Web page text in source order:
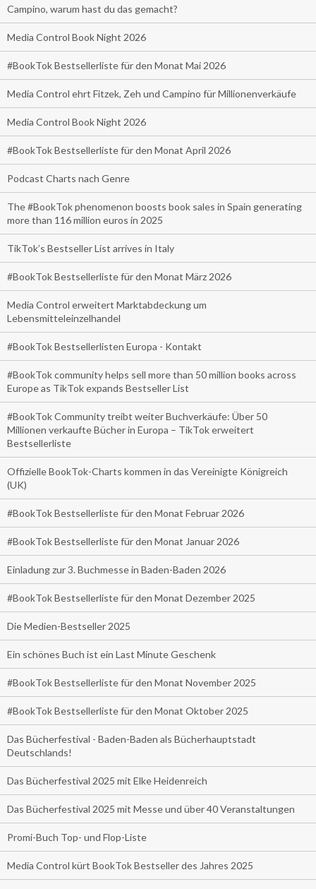
Campino, warum hast du das gemacht?
Media Control Book Night 2026
#BookTok Bestsellerliste für den Monat Mai 2026
Media Control ehrt Fitzek, Zeh und Campino für Millionenverkäufe
Media Control Book Night 2026
#BookTok Bestsellerliste für den Monat April 2026
Podcast Charts nach Genre
The #BookTok phenomenon boosts book sales in Spain generating
more than 116 million euros in 2025
TikTok’s Bestseller List arrives in Italy
#BookTok Bestsellerliste für den Monat März 2026
Media Control erweitert Marktabdeckung um
Lebensmitteleinzelhandel
#BookTok Bestsellerlisten Europa - Kontakt
#BookTok community helps sell more than 50 million books across
Europe as TikTok expands Bestseller List
#BookTok Community treibt weiter Buchverkäufe: Über 50
Millionen verkaufte Bücher in Europa – TikTok erweitert
Bestsellerliste
Offizielle BookTok-Charts kommen in das Vereinigte Königreich
(UK)
#BookTok Bestsellerliste für den Monat Februar 2026
#BookTok Bestsellerliste für den Monat Januar 2026
Einladung zur 3. Buchmesse in Baden-Baden 2026
#BookTok Bestsellerliste für den Monat Dezember 2025
Die Medien-Bestseller 2025
Ein schönes Buch ist ein Last Minute Geschenk
#BookTok Bestsellerliste für den Monat November 2025
#BookTok Bestsellerliste für den Monat Oktober 2025
Das Bücherfestival - Baden-Baden als Bücherhauptstadt
Deutschlands!
Das Bücherfestival 2025 mit Elke Heidenreich
Das Bücherfestival 2025 mit Messe und über 40 Veranstaltungen
Promi-Buch Top- und Flop-Liste
Media Control kürt BookTok Bestseller des Jahres 2025